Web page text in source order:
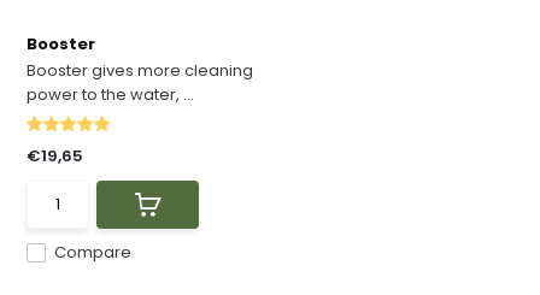
Booster
Booster gives more cleaning
power to the water, ...
Compare
€19,65